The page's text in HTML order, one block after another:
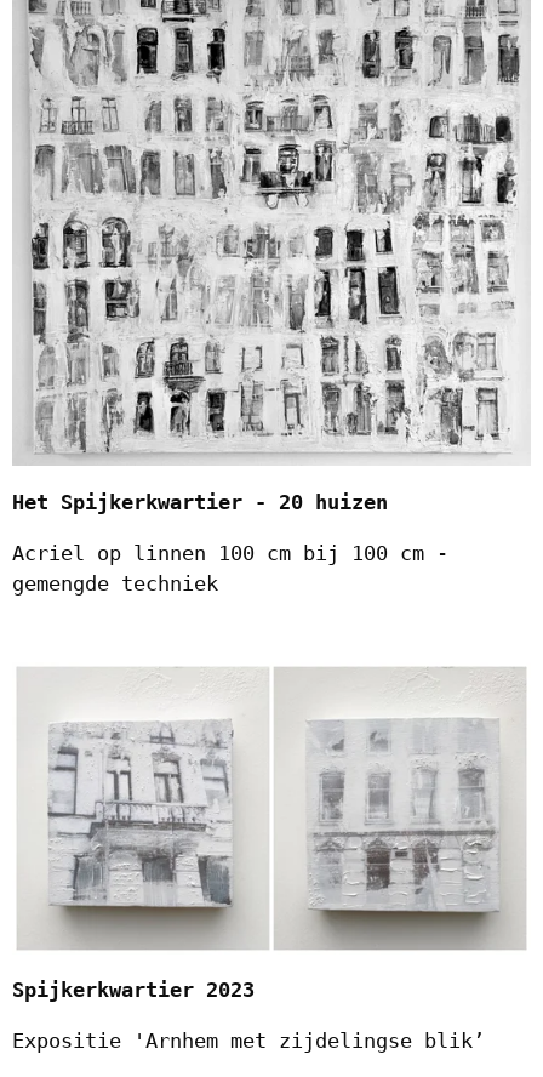
Het Spijkerkwartier - 20 huizen
Acriel op linnen 100 cm bij 100 cm -
gemengde techniek
Spijkerkwartier 2023
Expositie 'Arnhem met zijdelingse blik’